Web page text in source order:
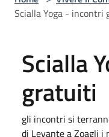
Scialla Yoga - incontri
Scialla
gratuiti
gli incontri si
di Levante a Zoagli i